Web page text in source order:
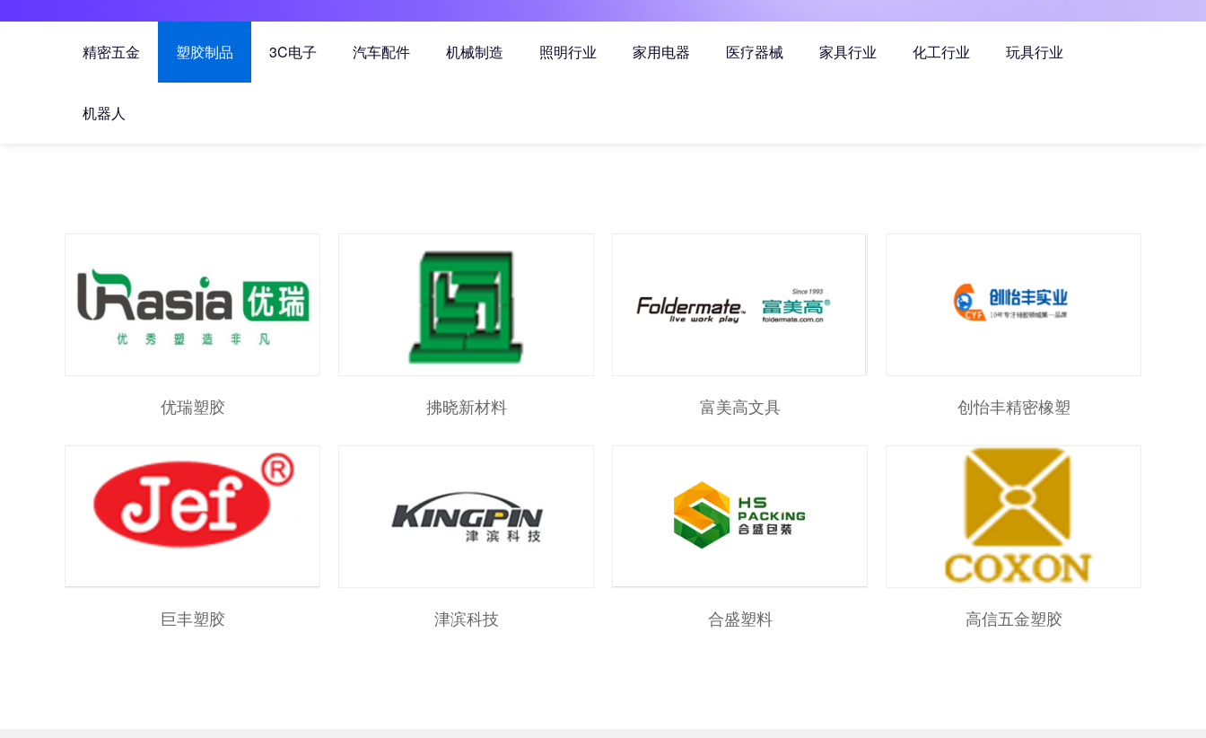
精密五金 塑胶制品 3C电子 汽车配件 机械制造 照明行业 家用电器 医疗器械 家具行业 化工行业 玩具行业
机器人
优瑞塑胶 拂晓新材料 富美高文具 创怡丰精密橡塑
巨丰塑胶 津滨科技 合盛塑料 高信五金塑胶